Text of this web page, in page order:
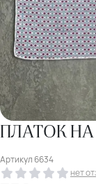
ПЛАТОК
Артикул 6634
нет